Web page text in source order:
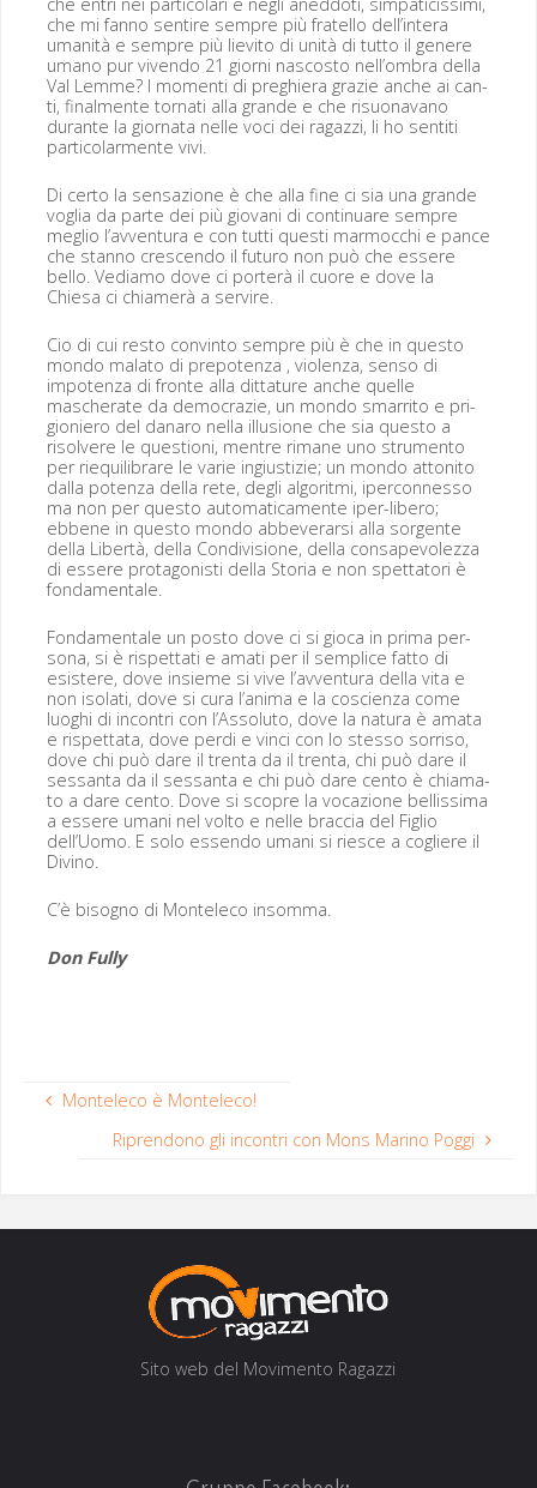
che mi fan­no sen­tire sem­pre più fratel­lo dell’intera
uman­ità e sem­pre più lievi­to di unità di tut­to il genere
umano pur viven­do 21 giorni nascos­to nell’ombra del­la
Val Lemme? I momen­ti di preghiera gra­zie anche ai can­
ti, final­mente tor­nati alla grande e che risuon­a­vano
durante la gior­na­ta nelle voci dei ragazzi, li ho sen­ti­ti
par­ti­co­lar­mente vivi.
Di cer­to la sen­sazione è che alla fine ci sia una grande
voglia da parte dei più gio­vani di con­tin­uare sem­pre
meglio l’avventura e con tut­ti questi mar­moc­chi e pance
che stan­no crescen­do il futuro non può che essere
bel­lo. Vedi­amo dove ci porterà il cuore e dove la
Chiesa ci chi­amerà a servire.
Cio di cui resto con­vin­to sem­pre più è che in questo
mon­do mala­to di pre­poten­za , vio­len­za, sen­so di
impoten­za di fronte alla dit­tature anche quelle
mascher­ate da democra­zie, un mon­do smar­ri­to e pri­
gion­iero del danaro nel­la illu­sione che sia questo a
risol­vere le ques­tioni, men­tre rimane uno stru­men­to
per riequi­li­brare le varie ingius­tizie; un mon­do attoni­to
dal­la poten­za del­la rete, degli algo­rit­mi, iper­con­nes­so
ma non per questo auto­mati­ca­mente iper-libero;
ebbene in questo mon­do abbev­er­ar­si alla sor­gente
del­la Lib­ertà, del­la Con­di­vi­sione, del­la con­sapev­olez­za
di essere pro­tag­o­nisti del­la Sto­ria e non spet­ta­tori è
fondamentale.
Fon­da­men­tale un pos­to dove ci si gio­ca in pri­ma per­
sona, si è rispet­tati e amati per il sem­plice fat­to di
esistere, dove insieme si vive l’avventura del­la vita e
non iso­lati, dove si cura l’anima e la coscien­za come
luoghi di incon­tri con l’Assoluto, dove la natu­ra è ama­ta
e rispet­ta­ta, dove per­di e vin­ci con lo stes­so sor­riso,
dove chi può dare il trenta da il trenta, chi può dare il
ses­san­ta da il ses­san­ta e chi può dare cen­to è chiam­a­
to a dare cen­to. Dove si sco­pre la vocazione bel­lis­si­ma
a essere umani nel volto e nelle brac­cia del Figlio
dell’Uomo. E solo essendo umani si riesce a cogliere il
Divino.
C’è bisog­no di Mon­t­ele­co insomma.
Don Ful­ly
Monteleco è Monteleco!
Riprendono gli incontri con Mons Marino Poggi
Sito web del Movi­men­to Ragazzi